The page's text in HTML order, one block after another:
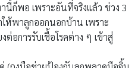
านี้ก็พอ เพราะอันที่จริงแล้ว ช่วง 3
ห้พาลูกออกนอกบ้าน เพราะ
อการรับเชื้อโรคต่าง ๆ เข้าสู่